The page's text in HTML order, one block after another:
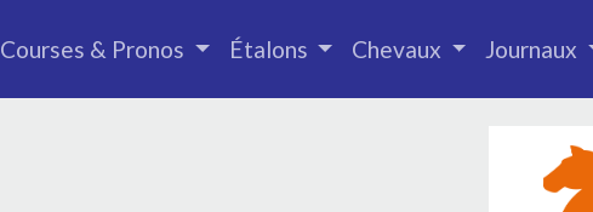
Courses & Pronos Étalons Chevaux Journaux